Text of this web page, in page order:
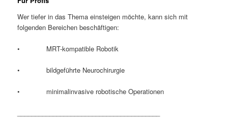
Wer tiefer in das Thema einsteigen möchte, kann sich mit
folgenden Bereichen beschäftigen:
• MRT-kompatible Robotik
• bildgeführte Neurochirurgie
• minimalinvasive robotische Operationen